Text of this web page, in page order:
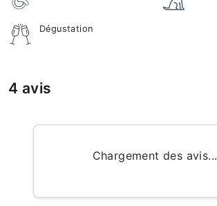
Dégustation
4 avis
Chargement des avis...